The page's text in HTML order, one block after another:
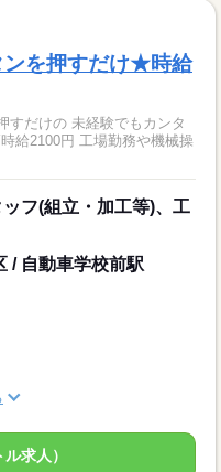
ンを押すだけ★時給
すだけの 未経験でもカンタ
給2100円 工場勤務や機械操
フ(組立・加工等)、工
/ 自動車学校前駅
求人）